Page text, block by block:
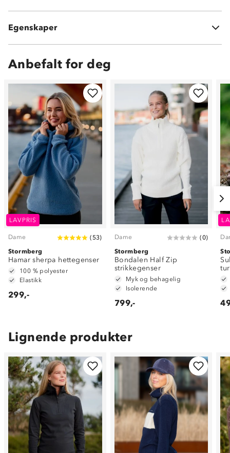
Egenskaper
Høy hals med glidelåsåpning
Anbefalt for deg
LAVPRIS
Dame (53)
Stormberg
Hamar sherpa hettegenser
100 % polyester
Elastikk
299,-
Dame (0)
Stormberg
Bondalen Half Zip
strikkegenser
Myk og behagelig
Isolerende
799,-
Lignende produkter